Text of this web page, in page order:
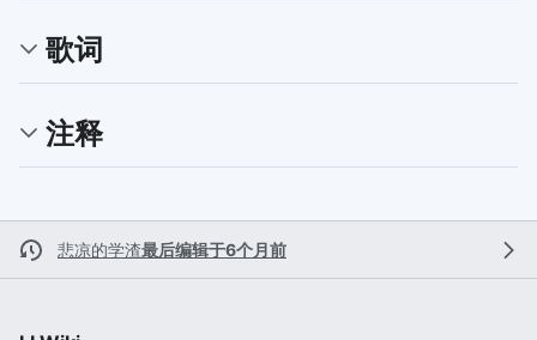
歌词
注释
悲凉的学渣最后编辑于6个月前